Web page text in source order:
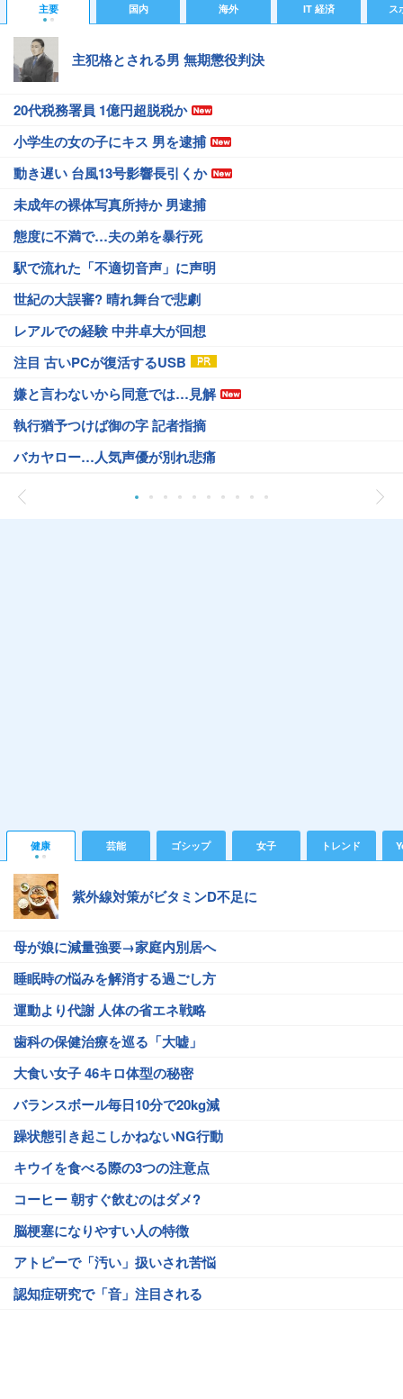
主要 国内 海外 IT 経済 ス
主犯格とされる男 無期懲役判決
20代税務署員 1億円超脱税か
小学生の女の子にキス 男を逮捕
動き遅い 台風13号影響長引くか
未成年の裸体写真所持か 男逮捕
態度に不満で…夫の弟を暴行死
駅で流れた「不適切音声」に声明
世紀の大誤審? 晴れ舞台で悲劇
レアルでの経験 中井卓大が回想
注目 古いPCが復活するUSB
嫌と言わないから同意では…見解
執行猶予つけば御の字 記者指摘
バカヤロー…人気声優が別れ悲痛
健康 芸能 ゴシップ 女子 トレンド
紫外線対策がビタミンD不足に
母が娘に減量強要→家庭内別居へ
睡眠時の悩みを解消する過ごし方
運動より代謝 人体の省エネ戦略
歯科の保健治療を巡る「大嘘」
大食い女子 46キロ体型の秘密
バランスボール毎日10分で20kg減
躁状態引き起こしかねないNG行動
キウイを食べる際の3つの注意点
コーヒー 朝すぐ飲むのはダメ?
脳梗塞になりやすい人の特徴
アトピーで「汚い」扱いされ苦悩
認知症研究で「音」注目される